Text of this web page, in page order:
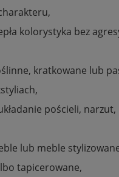
kolorystyka bez
kratkowane lub
pościeli, narzut,
lub meble
tapicerowane,